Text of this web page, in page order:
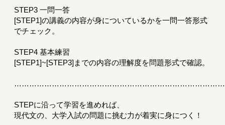
STEP3 一問一答
[STEP1]の講義の内容が身についているかを一問一答形式
でチェック。
STEP4 基本練習
[STEP1]~[STEP3]までの内容の理解度を問題形式で確認。
STEPに沿って学習を進めれば、
現代文の、大学入試の問題に挑む力が着実に身につく！